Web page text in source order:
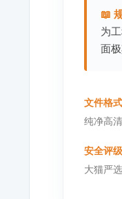
📖
为
面
文件格式
纯净高
安全评级
大猫严